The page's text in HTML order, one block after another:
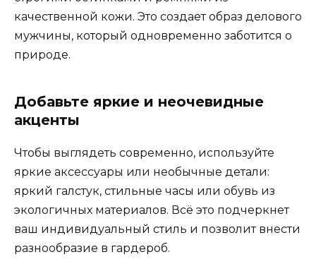
качественной кожи. Это создает образ делового
мужчины, который одновременно заботится о
природе.
Добавьте яркие и неочевидные
акценты
Чтобы выглядеть современно, используйте
яркие аксессуары или необычные детали:
яркий галстук, стильные часы или обувь из
экологичных материалов. Всё это подчеркнет
ваш индивидуальный стиль и позволит внести
разнообразие в гардероб.